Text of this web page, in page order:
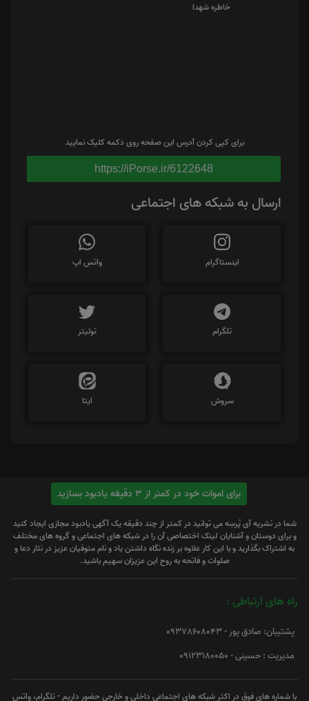
برای کپی کردن آدرس این صفحه روی دکمه کلیک نمایید
https://iPorse.ir/6122648
ارسال به شبکه های اجتماعی
اینستاگرام واتس اپ
تلگرام توئیتر
سروش ایتا
برای اموات خود در کمتر از 3 دقیقه یادبود بسازید
شما در نشریه آی پُرسِه می توانید در کمتر از چند دقیقه یک آگهی یادبود مجازی ایجاد کنید
و برای دوستان و آشنایان لینک اختصاصی آن را در شبکه های اجتماعی و گروه های مختلف
به اشتراک بگذارید و با این کار علاوه بر زنده نگاه داشتن یاد و نام متوفیان عزیز در نثار دعا و
صلوات و فاتحه به روح این عزیزان سهیم باشید.
راه های ارتباطی :
پشتیبان: صادق پور - 09378608043
مدیریت : حسینی - 09123180050
با شماره های فوق در اکثر شبکه های اجتماعی داخلی و خارجی حضور داریم - تلگرام، واتس